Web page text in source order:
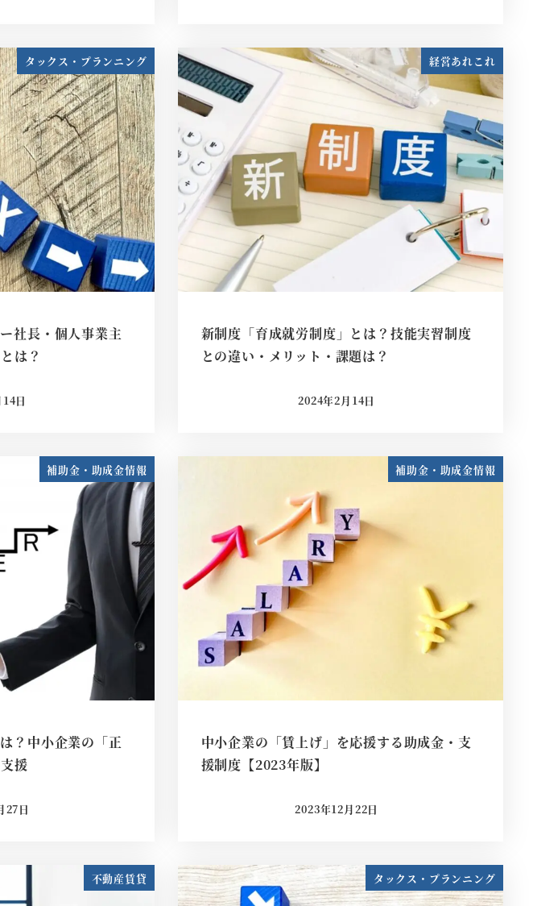
タックス・プランニング
社長・個人事業主
は？
日
経営あれこれ
新制度「育成就労制度」とは？技能実習制度
との違い・メリット・課題は？
投稿日
2024年2月14日
補助金・助成金情報
？中小企業の「正
援
27日
補助金・助成金情報
中小企業の「賃上げ」を応援する助成金・支
援制度【2023年版】
投稿日
2023年12月22日
不動産賃貸 タックス・プランニング